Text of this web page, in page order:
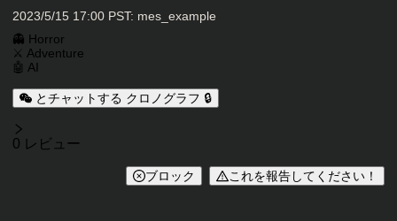
2023/5/15 17:00 PST: mes_example
キャラクタータグ
👻 Horror
⚔️ Adventure
🤖 AI
とチャットする クロノグラフ 🔒
レビュー
0 レビュー
ブロック これを報告してください！